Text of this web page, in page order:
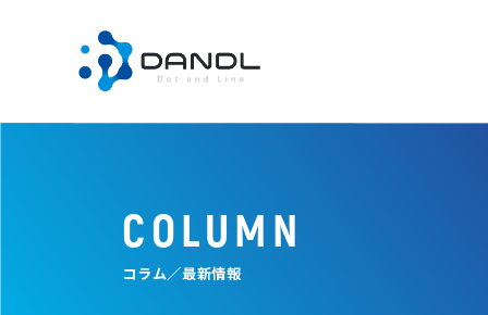
COLUMN
コラム／最新情報